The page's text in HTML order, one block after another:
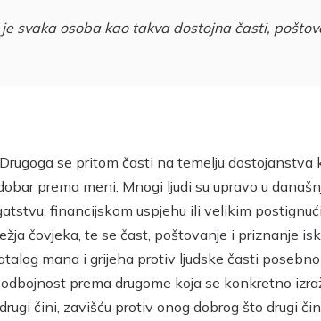
svaka osoba kao takva dostojna časti,
se pritom časti na temelju dostojanstva
prema meni. Mnogi ljudi su upravo u
financijskom uspjehu ili velikim
čovjeka, te se čast, poštovanje i priznanje
mana i grijeha protiv ljudske časti
prema drugome koja se konkretno
čini, zavišću protiv onog dobrog što drugi